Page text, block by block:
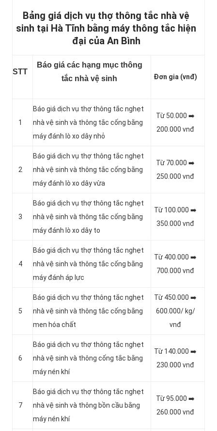
Bảng giá dịch vụ thợ thông tắc nhà vệ
sinh tại Hà Tĩnh bằng máy thông tắc hiện
đại của An Bình
STT
Báo giá các hạng mục thông
tắc nhà vệ sinh
Đơn gia (vnđ)
1
Báo giá dịch vụ thợ thông tắc nghẹt
nhà vệ sinh và thông tắc cống bằng
máy đánh lò xo dây nhỏ
Từ 50.000 ➡️
200.000 vnđ
2
Báo giá dịch vụ thợ thông tắc nghẹt
nhà vệ sinh và thông tắc cống bằng
máy đánh lò xo dây vừa
Từ 70.000 ➡️
250.000 vnđ
3
Báo giá dịch vụ thợ thông tắc nghẹt
nhà vệ sinh và thông tắc cống bằng
máy đánh lò xo dây to
Từ 100.000 ➡️
350.000 vnđ
4
Báo giá dịch vụ thợ thông tắc nghẹt
nhà vệ sinh và thông tắc cống bằng
máy đánh áp lực
Từ 400.000 ➡️
700.000 vnđ
5
Báo giá dịch vụ thợ thông tắc nghẹt
nhà vệ sinh và thông tắc cống bằng
men hóa chất
Từ 450.000 ➡️
600.000/ kg/
vnđ
6
Báo giá dịch vụ thợ thông tắc nghẹt
nhà vệ sinh và thông cống tắc bằng
máy nén khí
Từ 140.000 ➡️
230.000 vnđ
7
Báo giá dịch vụ thợ thông tắc nghẹt
nhà vệ sinh và thông bồn cầu bằng
máy nén khí
Từ 95.000 ➡️
260.000 vnđ